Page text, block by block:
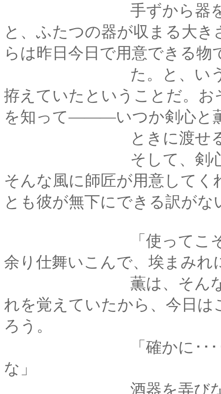
手ずから器を作った
と、ふたつの器が収まる大
らは昨日今日で用意できる物
た。と、いうことは
拵えていたということだ。
を知って―――いつか剣心と
ときに渡せるよ
そして、剣心がその
そんな風に師匠が用意して
とも彼が無下にできる訳がな
「使ってこそが器の
余り仕舞いこんで、埃まみれ
薫は、そんな比古の
れを覚えていたから、今日
ろう。
「確かに･･････この
な」
酒器を弄びながらひ